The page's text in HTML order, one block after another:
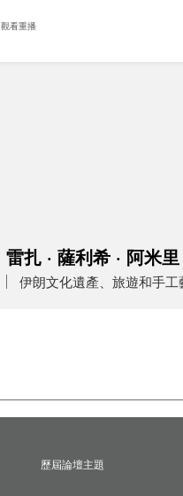
觀看重播
雷扎 · 薩利希 · 阿米里
伊朗文化遺產、旅遊和手工
歷屆論壇主題